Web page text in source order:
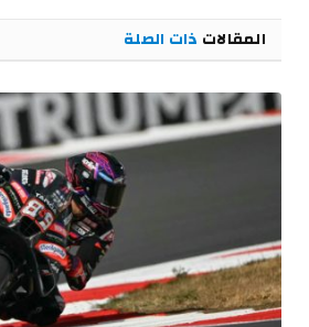
المقالات ذات الصلة